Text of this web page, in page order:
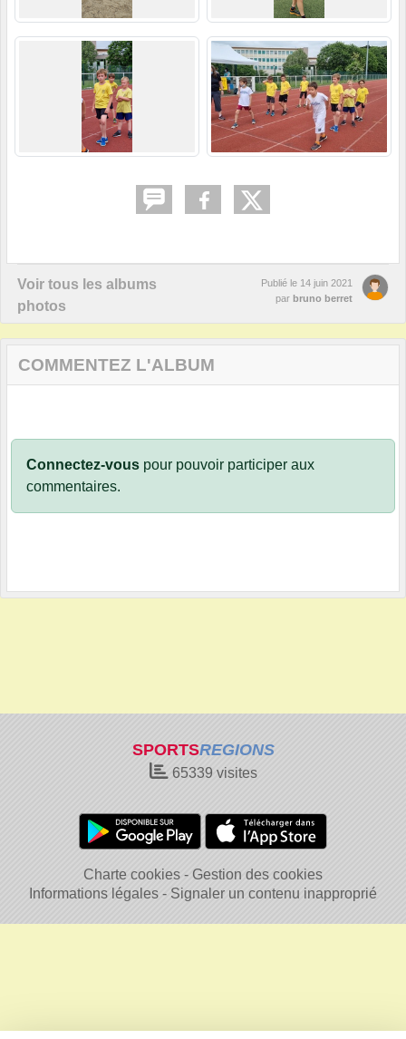
Voir tous les albums
photos
Publié le 14 juin 2021
par bruno berret
COMMENTEZ L'ALBUM
Connectez-vous pour pouvoir participer aux
commentaires.
SPORTSREGIONS
65339 visites
Charte cookies
Gestion des cookies
Informations légales
Signaler un contenu inapproprié